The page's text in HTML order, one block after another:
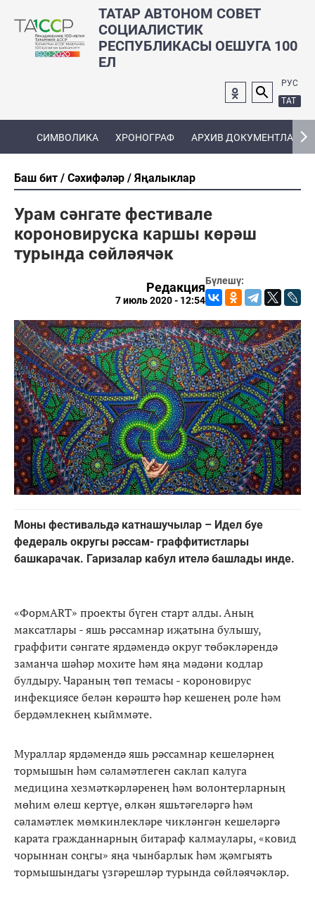
ТАТАР АВТОНОМ СОВЕТ
СОЦИАЛИСТИК
РЕСПУБЛИКАСЫ ОЕШУГА 100
ЕЛ
РУС
ТАТ
СИМВОЛИКА ХРОНОГРАФ АРХИВ ДОКУМЕНТЛАРЫ
Баш бит Сәхифәләр Яңалыклар
Урам сәнгате фестивале
короновируска каршы көрәш
турында сөйләячәк
Бүлешү:
Редакция
7 июль 2020 - 12:54
Моны фестивальдә катнашучылар – Идел буе
федераль округы рәссам- граффитистлары
башкарачак. Гаризалар кабул ителә башлады инде.
«ФормАRТ» проекты бүген старт алды. Аның
максатлары - яшь рәссамнар иҗатына булышу,
граффити сәнгате ярдәмендә округ төбәкләрендә
заманча шәһәр мохите һәм яңа мәдәни кодлар
булдыру. Чараның төп темасы - короновирус
инфекциясе белән көрәштә һәр кешенең роле һәм
бердәмлекнең кыйммәте.
Мураллар ярдәмендә яшь рәссамнар кешеләрнең
тормышын һәм сәламәтлеген саклап калуга
медицина хезмәткәрләренең һәм волонтерларның
мөһим өлеш кертүе, өлкән яшьтәгеләргә һәм
сәламәтлек мөмкинлекләре чикләнгән кешеләргә
карата гражданнарның битараф калмаулары, «ковид
чорыннан соңгы» яңа чынбарлык һәм җәмгыять
тормышындагы үзгәрешләр турында сөйләячәкләр.